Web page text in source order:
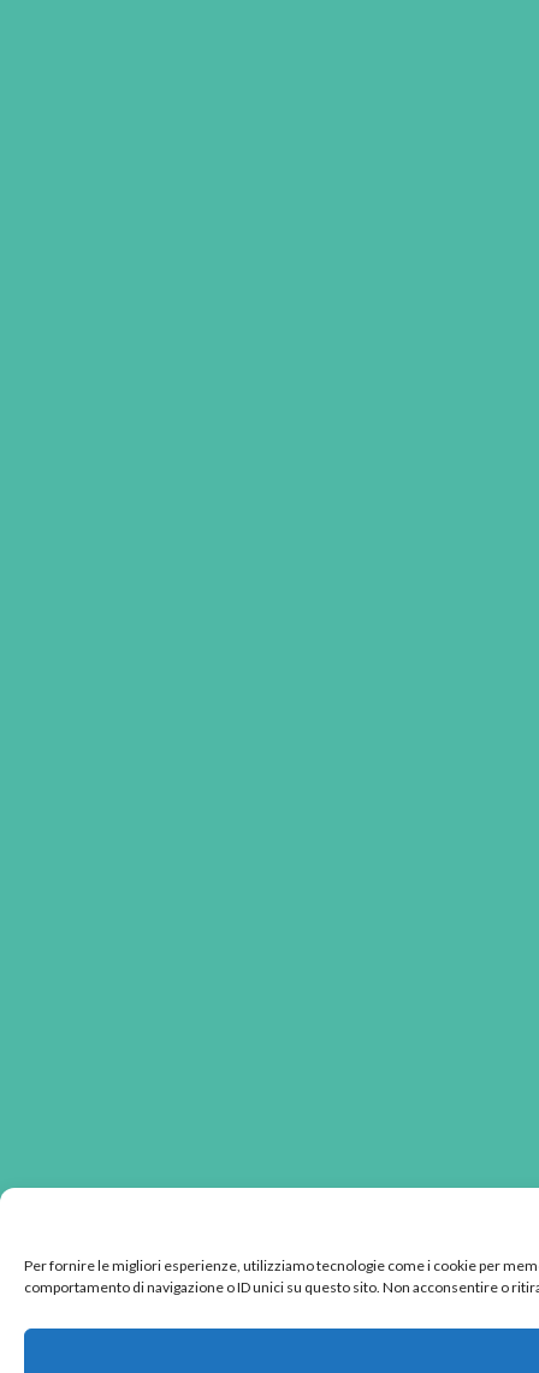
Per fornire le migliori esperienze, utilizziamo tecnologie come i cookie per
comportamento di navigazione o ID unici su questo sito. Non acconsentire o